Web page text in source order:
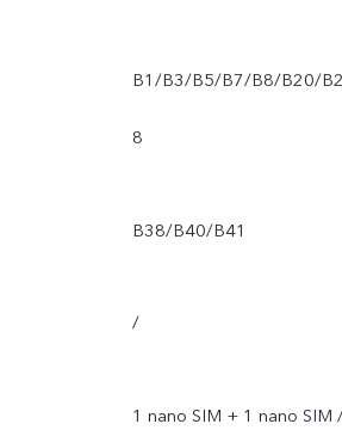
B1/B3/B5/B7/B8/B20/
8
B38/B40/B41
/
1 nano SIM + 1 nano SIM